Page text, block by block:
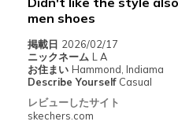
Casual Wear
Special Occasions
men shoes
掲載日 2026/02/17
ニックネーム L A
お住まい Hammond, Indiama
Describe Yourself Casual
レビューしたサイト
skechers.com